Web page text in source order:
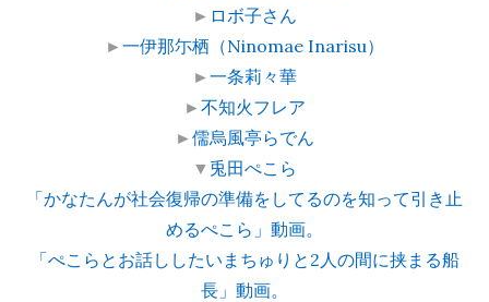
► ロボ子さん
►一伊那尓栖（Ninomae Inarisu）
►一条莉々華
►不知火フレア
►儒烏風亭らでん
▼ 兎田ぺこら
「かなたんが社会復帰の準備をしてるのを知って引き止
めるぺこら」動画。
「ぺこらとお話ししたいまちゅりと2人の間に挟まる船
長」動画。